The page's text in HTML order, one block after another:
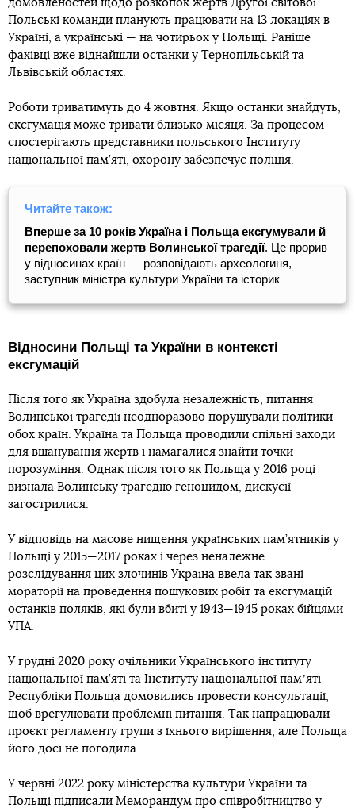
домовленостей щодо розкопок жертв Другої світової.
Польські команди планують працювати на 13 локаціях в
Україні, а українські — на чотирьох у Польщі. Раніше
фахівці вже віднайшли останки у Тернопільській та
Львівській областях.
Роботи триватимуть до 4 жовтня. Якщо останки знайдуть,
ексгумація може тривати близько місяця. За процесом
спостерігають представники польського Інституту
національної пам’яті, охорону забезпечує поліція.
Читайте також:
Вперше за 10 років Україна і Польща ексгумували й
перепоховали жертв Волинської трагедії. Це прорив
у відносинах країн — розповідають археологиня,
заступник міністра культури України та історик
Відносини Польщі та України в контексті
ексгумацій
Після того як Україна здобула незалежність, питання
Волинської трагедії неодноразово порушували політики
обох країн. Україна та Польща проводили спільні заходи
для вшанування жертв і намагалися знайти точки
порозуміння. Однак після того як Польща у 2016 році
визнала Волинську трагедію геноцидом, дискусії
загострилися.
У відповідь на масове нищення українських пам’ятників у
Польщі у 2015—2017 роках і через неналежне
розслідування цих злочинів Україна ввела так звані
мораторії на проведення пошукових робіт та ексгумацій
останків поляків, які були вбиті у 1943—1945 роках бійцями
УПА.
У грудні 2020 року очільники Українського інституту
національної пам’яті та Інституту національної памʼяті
Республіки Польща домовились провести консультації,
щоб врегулювати проблемні питання. Так напрацювали
проєкт регламенту групи з їхнього вирішення, але Польща
його досі не погодила.
У червні 2022 року міністерства культури України та
Польщі підписали Меморандум про співробітництво у